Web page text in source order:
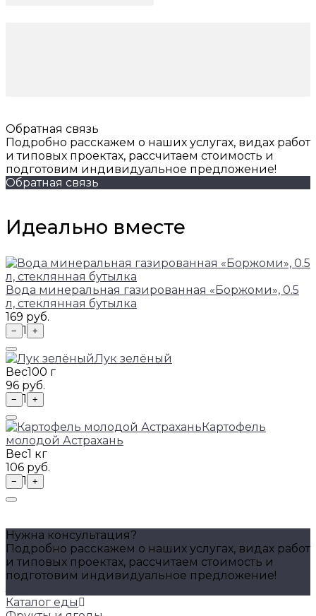
Обратная связь
Подробно расскажем о наших услугах, видах работ
и типовых проектах, рассчитаем стоимость и
подготовим индивидуальное предложение!
Обратная связь
Идеально вместе
Вода минеральная газированная «Боржоми», 0.5
л, стеклянная бутылка
169 руб.
− 1 +
Лук зелёный
Вес100 г
96 руб.
− 1 +
Картофель
молодой Астрахань
Вес1 кг
106 руб.
− 1 +
Нужна консультация?
Подробно расскажем о наших услугах, видах работ
и типовых проектах, рассчитаем стоимость и
подготовим индивидуальное предложение!
Каталог еды